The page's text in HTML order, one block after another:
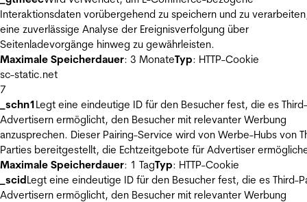
Interaktionsdaten vorübergehend zu speichern und zu
eine zuverlässige Analyse der Ereignisverfolgung über
Seitenladevorgänge hinweg zu gewährleisten.
Maximale Speicherdauer: 3 MonateTyp: HTTP-Cookie
sc-static.net
7
_schn1Legt eine eindeutige ID für den Besucher fest, die es
Advertisern ermöglicht, den Besucher mit relevanter Werbung
anzusprechen. Dieser Pairing-Service wird von Werbe-Hubs von
Parties bereitgestellt, die Echtzeitgebote für Advertiser
Maximale Speicherdauer: 1 TagTyp: HTTP-Cookie
_scidLegt eine eindeutige ID für den Besucher fest, die es Third-
Advertisern ermöglicht, den Besucher mit relevanter Werbung